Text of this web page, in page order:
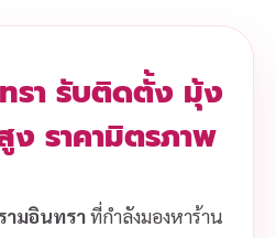
รา รับติดตั้ง มุ้ง
ราคามิตรภาพ
ามอินทราที่กำลังมองหาร้าน